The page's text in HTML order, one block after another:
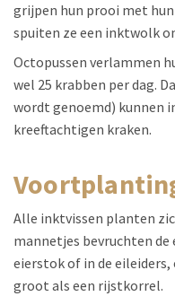
grijpen hun prooi met
spuiten ze een inktwolk
Octopussen verlammen
wel 25 krabben per dag.
wordt genoemd) kunnen
kreeftachtigen kraken.
Alle inktvissen planten
mannetjes bevruchten de
eierstok of in de
groot als een rijstkorrel.